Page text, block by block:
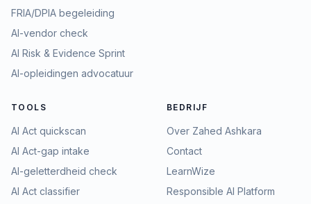
FRIA/DPIA begeleiding
AI-vendor check
AI Risk & Evidence Sprint
AI-opleidingen advocatuur
TOOLS
AI Act quickscan
AI Act-gap intake
AI-geletterdheid check
AI Act classifier
BEDRIJF
Over Zahed Ashkara
Contact
LearnWize
Responsible AI Platform